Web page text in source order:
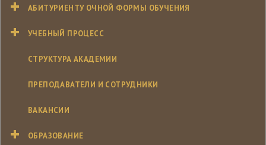
АБИТУРИЕНТУ ОЧНОЙ ФОРМЫ ОБУЧЕНИЯ
УЧЕБНЫЙ ПРОЦЕСС
СТРУКТУРА АКАДЕМИИ
ПРЕПОДАВАТЕЛИ И СОТРУДНИКИ
ВАКАНСИИ
ОБРАЗОВАНИЕ